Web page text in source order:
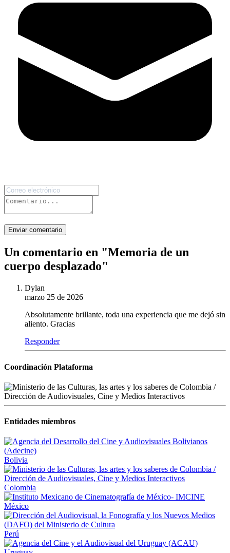
Enviar comentario
Un comentario en "Memoria de un
cuerpo desplazado"
Dylan
marzo 25 de 2026
Absolutamente brillante, toda una experiencia que me dejó sin
aliento. Gracias
Responder
Coordinación Plataforma
Entidades miembros
Bolivia
Colombia
México
Perú